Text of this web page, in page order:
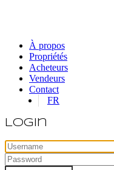
À propos
Propriétés
Acheteurs
Vendeurs
Contact
FR
Login